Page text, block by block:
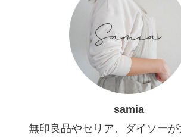
samia
無印良品やセリア、ダイソーが